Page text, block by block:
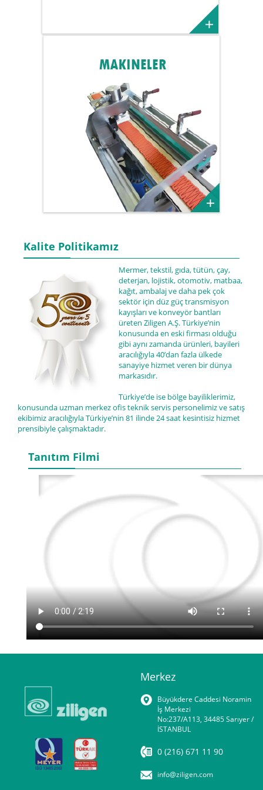
Kalite Politikamız
Mermer, tekstil, gıda, tütün, çay,
deterjan, lojistik, otomotiv, matbaa,
kağıt, ambalaj ve daha pek çok
sektör için düz güç transmisyon
kayışları ve konveyör bantları
üreten Ziligen A.Ş. Türkiye’nin
konusunda en eski firması olduğu
gibi aynı zamanda ürünleri, bayileri
aracılığıyla 40’dan fazla ülkede
sanayiye hizmet veren bir dünya
markasıdır.
Türkiye’de ise bölge bayiliklerimiz,
konusunda uzman merkez ofis teknik servis personelimiz ve satış
ekibimiz aracılığıyla Türkiye’nin 81 ilinde 24 saat kesintisiz hizmet
prensibiyle çalışmaktadır.
Tanıtım Filmi
Merkez
Büyükdere Caddesi Noramin
İş Merkezi
No:237/A113, 34485 Sarıyer /
İSTANBUL
0 (216) 671 11 90
info@ziligen.com